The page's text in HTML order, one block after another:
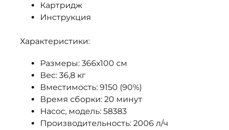
Картридж
Инструкция
Характеристики:
Размеры: 366х100 см
Вес: 36,8 кг
Вместимость: 9150 (90%)
Время сборки: 20 минут
Насос, модель: 58383
Производительность: 2006 л/ч